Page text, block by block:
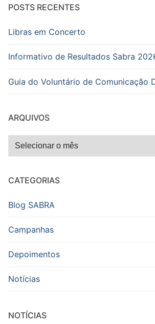
POSTS RECENTES
Libras em Concerto
Informativo de Resultados Sabra
Guia do Voluntário de Comunicação
ARQUIVOS
Arquivos
CATEGORIAS
Blog SABRA
Campanhas
Depoimentos
Notícias
NOTÍCIAS